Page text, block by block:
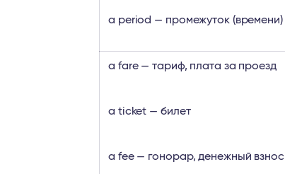
a period — промежуток (времени)
a fare — тариф, плата за проезд
a ticket — билет
a fee — гонорар, денежный взнос